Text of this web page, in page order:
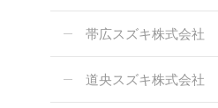
帯広スズキ株式会社
道央スズキ株式会社